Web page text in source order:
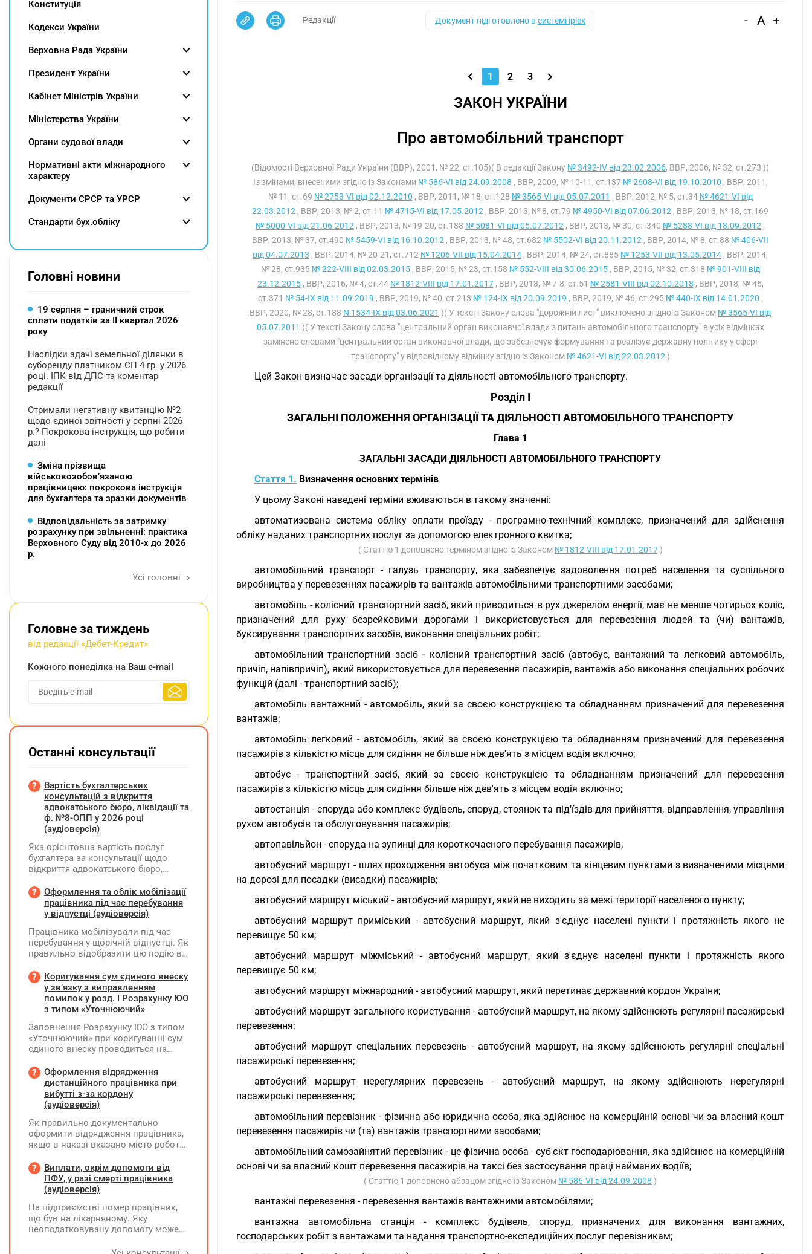
Редакції Документ підготовлено всистемі iplex - A +
1 2 3
ЗАКОН УКРАЇНИ
Про автомобільний транспорт
(Відомості Верховної Ради України (ВВР), 2001, № 22, ст.105)( В редакції Закону № 3492-IV від 23.02.2006, ВВР, 2006, № 32, ст.273 )(
Із змінами, внесеними згідно із Законами № 586-VI від 24.09.2008 , ВВР, 2009, № 10-11, ст.137 № 2608-VI від 19.10.2010 , ВВР, 2011,
№ 11, ст.69 № 2753-VI від 02.12.2010 , ВВР, 2011, № 18, ст.128 № 3565-VI від 05.07.2011 , ВВР, 2012, № 5, ст.34 № 4621-VI від
22.03.2012 , ВВР, 2013, № 2, ст.11 № 4715-VI від 17.05.2012 , ВВР, 2013, № 8, ст.79 № 4950-VI від 07.06.2012 , ВВР, 2013, № 18, ст.169
№ 5000-VI від 21.06.2012 , ВВР, 2013, № 19-20, ст.188 № 5081-VI від 05.07.2012 , ВВР, 2013, № 30, ст.340 № 5288-VI від 18.09.2012 ,
ВВР, 2013, № 37, ст.490 № 5459-VI від 16.10.2012 , ВВР, 2013, № 48, ст.682 № 5502-VI від 20.11.2012 , ВВР, 2014, № 8, ст.88 № 406-VII
від 04.07.2013 , ВВР, 2014, № 20-21, ст.712 № 1206-VII від 15.04.2014 , ВВР, 2014, № 24, ст.885 № 1253-VII від 13.05.2014 , ВВР, 2014,
№ 28, ст.935 № 222-VIII від 02.03.2015, ВВР, 2015, № 23, ст.158 № 552-VIII від 30.06.2015, ВВР, 2015, № 32, ст.318 № 901-VIII від
23.12.2015, ВВР, 2016, № 4, ст.44 № 1812-VIII від 17.01.2017, ВВР, 2018, № 7-8, ст.51 № 2581-VIII від 02.10.2018 , ВВР, 2018, № 46,
ст.371 № 54-IX від 11.09.2019 , ВВР, 2019, № 40, ст.213 № 124-IX від 20.09.2019 , ВВР, 2019, № 46, ст.295 № 440-IX від 14.01.2020 ,
ВВР, 2020, № 28, ст.188 N 1534-IX від 03.06.2021 )( У тексті Закону слова "дорожній лист" виключено згідно із Законом № 3565-VI від
05.07.2011 )( У тексті Закону слова "центральний орган виконавчої влади з питань автомобільного транспорту" в усіх відмінках
замінено словами "центральний орган виконавчої влади, що забезпечує формування та реалізує державну політику у сфері
транспорту" у відповідному відмінку згідно із Законом № 4621-VI від 22.03.2012 )
Цей Закон визначає засади організації та діяльності автомобільного транспорту.
Розділ I
ЗАГАЛЬНІ ПОЛОЖЕННЯ ОРГАНІЗАЦІЇ ТА ДІЯЛЬНОСТІ АВТОМОБІЛЬНОГО ТРАНСПОРТУ
Глава 1
ЗАГАЛЬНІ ЗАСАДИ ДІЯЛЬНОСТІ АВТОМОБІЛЬНОГО ТРАНСПОРТУ
Стаття 1. Визначення основних термінів
У цьому Законі наведені терміни вживаються в такому значенні:
автоматизована система обліку оплати проїзду - програмно-технічний комплекс, призначений для здійснення
обліку наданих транспортних послуг за допомогою електронного квитка;
( Статтю 1 доповнено терміном згідно із Законом № 1812-VIII від 17.01.2017)
автомобільний транспорт - галузь транспорту, яка забезпечує задоволення потреб населення та суспільного
виробництва у перевезеннях пасажирів та вантажів автомобільними транспортними засобами;
автомобіль - колісний транспортний засіб, який приводиться в рух джерелом енергії, має не менше чотирьох коліс,
призначений для руху безрейковими дорогами і використовується для перевезення людей та (чи) вантажів,
буксирування транспортних засобів, виконання спеціальних робіт;
автомобільний транспортний засіб - колісний транспортний засіб (автобус, вантажний та легковий автомобіль,
причіп, напівпричіп), який використовується для перевезення пасажирів, вантажів або виконання спеціальних робочих
функцій (далі - транспортний засіб);
автомобіль вантажний - автомобіль, який за своєю конструкцією та обладнанням призначений для перевезення
вантажів;
автомобіль легковий - автомобіль, який за своєю конструкцією та обладнанням призначений для перевезення
пасажирів з кількістю місць для сидіння не більше ніж дев'ять з місцем водія включно;
автобус - транспортний засіб, який за своєю конструкцією та обладнанням призначений для перевезення
пасажирів з кількістю місць для сидіння більше ніж дев'ять з місцем водія включно;
автостанція - споруда або комплекс будівель, споруд, стоянок та під'їздів для прийняття, відправлення, управління
рухом автобусів та обслуговування пасажирів;
автопавільйон - споруда на зупинці для короткочасного перебування пасажирів;
автобусний маршрут - шлях проходження автобуса між початковим та кінцевим пунктами з визначеними місцями
на дорозі для посадки (висадки) пасажирів;
автобусний маршрут міський - автобусний маршрут, який не виходить за межі території населеного пункту;
автобусний маршрут приміський - автобусний маршрут, який з'єднує населені пункти і протяжність якого не
перевищує 50 км;
автобусний маршрут міжміський - автобусний маршрут, який з'єднує населені пункти і протяжність якого
перевищує 50 км;
автобусний маршрут міжнародний - автобусний маршрут, який перетинає державний кордон України;
автобусний маршрут загального користування - автобусний маршрут, на якому здійснюють регулярні пасажирські
перевезення;
автобусний маршрут спеціальних перевезень - автобусний маршрут, на якому здійснюють регулярні спеціальні
пасажирські перевезення;
автобусний маршрут нерегулярних перевезень - автобусний маршрут, на якому здійснюють нерегулярні
пасажирські перевезення;
автомобільний перевізник - фізична або юридична особа, яка здійснює на комерційній основі чи за власний кошт
перевезення пасажирів чи (та) вантажів транспортними засобами;
автомобільний самозайнятий перевізник - це фізична особа - суб'єкт господарювання, яка здійснює на комерційній
основі чи за власний кошт перевезення пасажирів на таксі без застосування праці найманих водіїв;
( Статтю 1 доповнено абзацом згідно із Законом № 586-VI від 24.09.2008 )
вантажні перевезення - перевезення вантажів вантажними автомобілями;
вантажна автомобільна станція - комплекс будівель, споруд, призначених для виконання вантажних,
господарських робіт з вантажами та надання транспортно-експедиційних послуг перевізникам;
Конституція
Кодекси України
Верховна Рада України
Президент України
Кабінет Міністрів України
Міністерства України
Органи судової влади
Нормативні акти міжнародного
характеру
Документи СРСР та УРСР
Cтандарти бух.обліку
Головні новини
19 серпня – граничний строк
сплати податків за ІI квартал 2026
року
Наслідки здачі земельної ділянки в
суборенду платником ЄП 4 гр. у 2026
році: ІПК від ДПС та коментар
редакції
Отримали негативну квитанцію №2
щодо єдиної звітності у серпні 2026
р.? Покрокова інструкція, що робити
далі
Зміна прізвища
військовозобов’язаною
працівницею: покрокова інструкція
для бухгалтера та зразки документів
Відповідальність за затримку
розрахунку при звільненні: практика
Верховного Суду від 2010-х до 2026
р.
Усі головні
Головне за тиждень
від редакції «Дебет-Кредит»
Кожного понеділка на Ваш e-mail
Останні консультації
Вартість бухгалтерських
консультацій з відкриття
адвокатського бюро, ліквідації та
ф. №8-ОПП у 2026 році
(аудіоверсія)
Яка орієнтовна вартість послуг
бухгалтера за консультації щодо
відкриття адвокатського бюро,
діяльності та подання звіту за
формою №8-ОПП?
Оформлення та облік мобілізації
працівника під час перебування
у відпустці (аудіоверсія)
Працівника мобілізували під час
перебування у щорічній відпустці. Як
правильно відобразити цю подію в
бухгалтерському обліку та
податковій звітності?
Коригування сум єдиного внеску
у зв’язку з виправленням
помилок у розд. І Розрахунку ЮО
з типом «Уточнюючий»
Заповнення Розрахунку ЮО з типом
«Уточнюючий» при коригуванні сум
єдиного внеску проводиться на
ЮО з використанням типів
нарахувань 2 та 3. Додатки,
інформація щодо яких не
коригується, у рядку 06 не
Оформлення відрядження
дистанційного працівника при
вибутті з-за кордону
(аудіоверсія)
Як правильно документально
оформити відрядження працівника,
якщо в наказі вказано місто роботи
відбувся з іншої країни (де
працівник працював дистанційно),
та чи впливає ця розбіжність на
оподаткування?
Виплати, окрім допомоги від
ПФУ, у разі смерті працівника
(аудіоверсія)
На підприємстві помер працівник,
що був на лікарняному. Яку
неоподатковувану допомогу може
від ПФУ? Кому і як виплатити